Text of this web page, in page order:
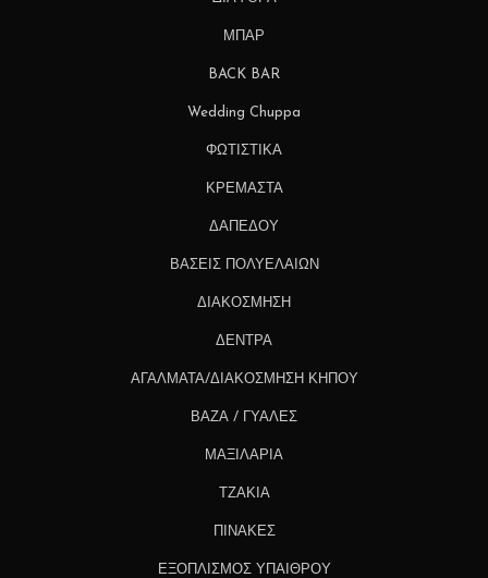
ΜΠΑΡ
BACK BAR
Wedding Chuppa
ΦΩΤΙΣΤΙΚΑ
ΚΡΕΜΑΣΤΑ
ΔΑΠΕΔΟΥ
ΒΑΣΕΙΣ ΠΟΛΥΕΛΑΙΩΝ
ΔΙΑΚΟΣΜΗΣΗ
ΔΕΝΤΡΑ
ΑΓΑΛΜΑΤΑ/ΔΙΑΚΟΣΜΗΣΗ ΚΗΠΟΥ
ΒΑΖΑ / ΓΥΑΛΕΣ
ΜΑΞΙΛΑΡΙΑ
ΤΖΑΚΙΑ
ΠΙΝΑΚΕΣ
ΕΞΟΠΛΙΣΜΟΣ ΥΠΑΙΘΡΟΥ